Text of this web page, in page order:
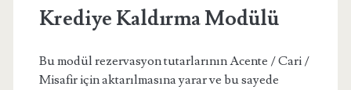
Krediye Kaldırma Modülü
Bu modül rezervasyon tutarlarının Acente / Cari /
Misafir için aktarılmasına yarar ve bu sayede